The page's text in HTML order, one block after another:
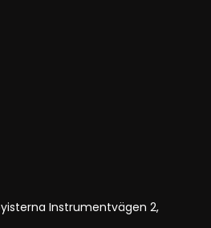
Instrumentvägen 2,